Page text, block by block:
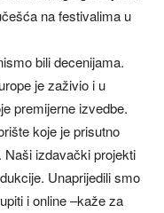
na festivalima u
bili decenijama.
je zaživio i u
premijerne izvedbe.
koje je prisutno
izdavački projekti
Unaprijedili smo
i online –kaže za